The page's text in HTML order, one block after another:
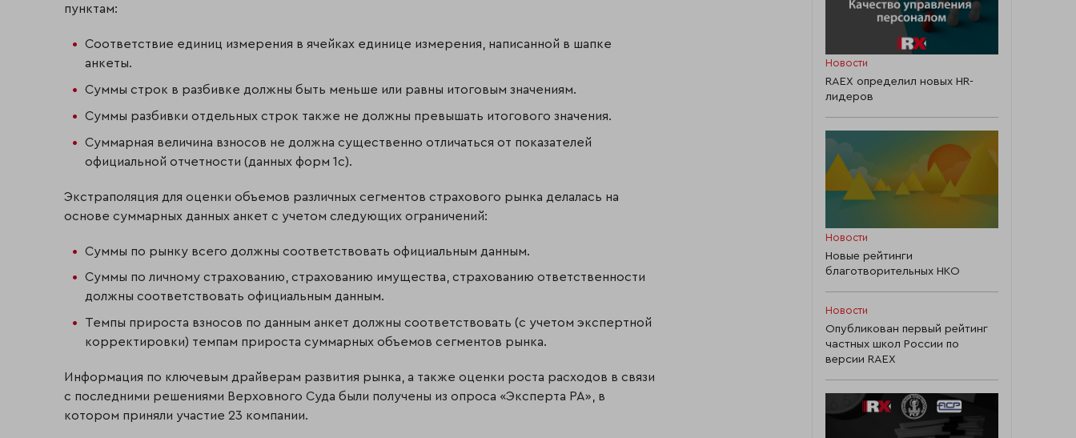
пунктам:
Соответствие единиц измерения в ячейках единице измерения, написанной в шапке
анкеты.
Суммы строк в разбивке должны быть меньше или равны итоговым значениям.
Суммы разбивки отдельных строк также не должны превышать итогового значения.
Суммарная величина взносов не должна существенно отличаться от показателей
официальной отчетности (данных форм 1с).
Экстраполяция для оценки объемов различных сегментов страхового рынка делалась на
основе суммарных данных анкет с учетом следующих ограничений:
Суммы по рынку всего должны соответствовать официальным данным.
Суммы по личному страхованию, страхованию имущества, страхованию ответственности
должны соответствовать официальным данным.
Темпы прироста взносов по данным анкет должны соответствовать (с учетом экспертной
корректировки) темпам прироста суммарных объемов сегментов рынка.
Информация по ключевым драйверам развития рынка, а также оценки роста расходов в связи
с последними решениями Верховного Суда были получены из опроса «Эксперта РА», в
котором приняли участие 23 компании.
Новости
RAEX определил новых HR-
лидеров
Новости
Новые рейтинги
благотворительных НКО
Новости
Опубликован первый рейтинг
частных школ России по
версии RAEX